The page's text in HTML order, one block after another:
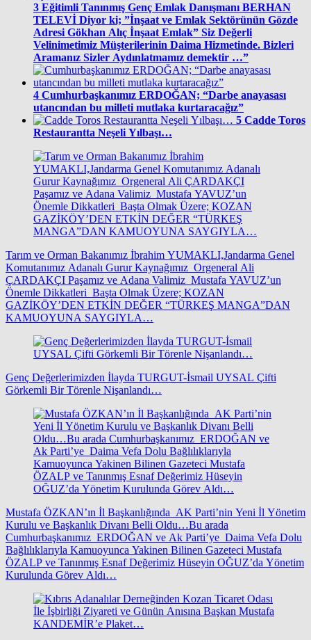
3 Eğitimli Tanınmış Genç Emlak Danışmanı BERHAN
TELEVİ Diyor ki; ”İnşaat ve Emlak Sektörünün Gözde
Adresi Gökhan Alıç İnşaat Emlak” Siz Değerli
Velinimetimiz Müşterilerinin Daima Hizmetinde. Bizleri
Aramanız Sizler Aydınlatmamız demektir …”
4 Cumhurbaşkanımız ERDOĞAN; “Darbe anayasası
utancından bu milleti mutlaka kurtaracağız”
5 Cadde Toros
Restaurantta Neşeli Yılbaşı…
Tarım ve Orman Bakanımız İbrahim YUMAKLI,Jandarma Genel
Komutanımız Adanalı Gurur Kaynağımız Orgeneral Ali
ÇARDAKÇI Paşamız ve Adana Valimiz Mustafa YAVUZ’un
Önemle Dikkatleri Başta Olmak Üzere; KOZAN
GAZİKÖY’DEN ETKİN DEĞER “TÜRKEŞ MANGA”DAN
KAMUOYUNA SAYGIYLA…
Genç Değerlerimizden İlayda TURGUT-İsmail UYSAL Çifti
Görkemli Bir Törenle Nişanlandı…
Mustafa ÖZKAN’ın İl Başkanlığında AK Parti’nin Yeni İl Yönetim
Kurulu ve Başkanlık Divanı Belli Oldu…Bu arada
Cumhurbaşkanımız ERDOĞAN ve Ak Parti’ye Daima Vefa Dolu
Bağlılıklarıyla Kamuoyunca Yakinen Bilinen Gazeteci Mustafa
ÖZALP ve Tanınmış Esnaf Değerimiz Hüseyin OĞUZ’da Yönetim
Kurulunda Görev Aldı…